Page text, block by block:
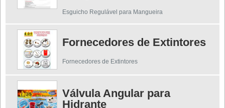
Esguicho Regulável para Mangueira
Fornecedores de Extintores
Fornecedores de Extintores
Válvula Angular para
Hidrante